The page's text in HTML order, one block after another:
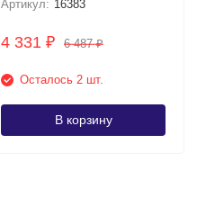
Артикул: 16383
4 331₽ 6 487₽
Осталось 2 шт.
В корзину